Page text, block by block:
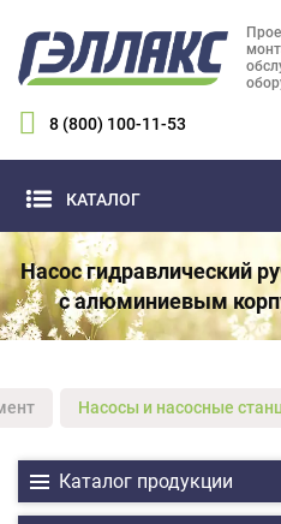
8 (800) 100-11-53
КАТАЛОГ
Насос гидравлический
с алюминиевым
Насосы и насосные
Каталог продукции